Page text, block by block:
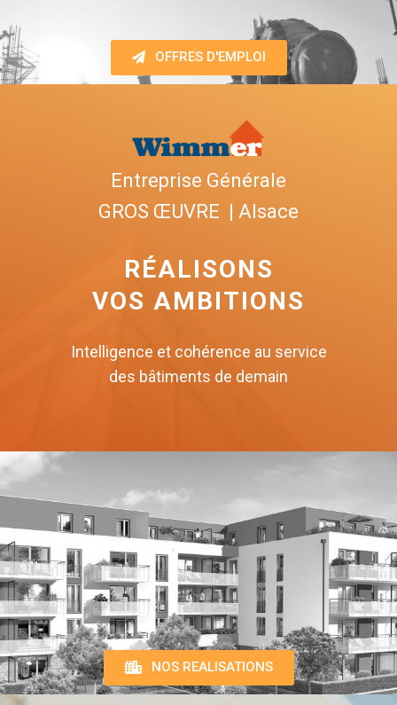
OFFRES D'EMPLOI
Entreprise Générale
GROS ŒUVRE | Alsace
RÉALISONS
VOS AMBITIONS
Intelligence et cohérence au service
des bâtiments de demain
NOS REALISATIONS